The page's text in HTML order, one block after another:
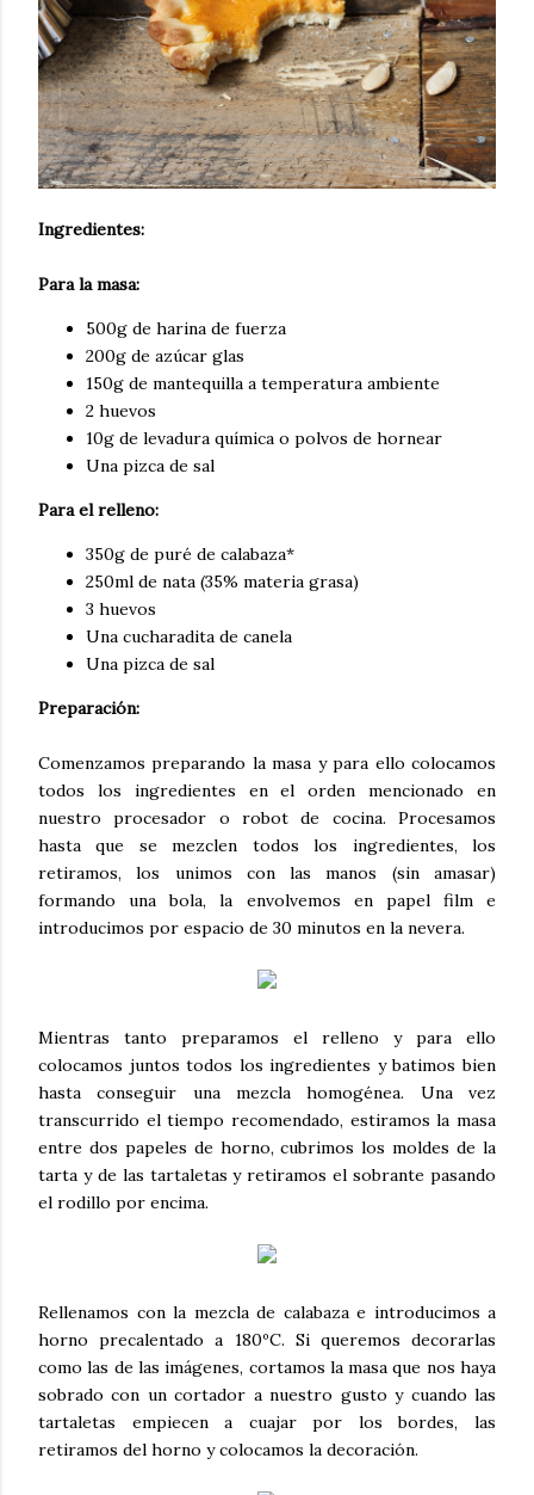
Ingredientes:
Para la masa:
500g de harina de fuerza
200g de azúcar glas
150g de mantequilla a temperatura ambiente
2 huevos
10g de levadura química o polvos de hornear
Una pizca de sal
Para el relleno:
350g de puré de calabaza*
250ml de nata (35% materia grasa)
3 huevos
Una cucharadita de canela
Una pizca de sal
Preparación:
Comenzamos preparando la masa y para ello colocamos
todos los ingredientes en el orden mencionado en
nuestro procesador o robot de cocina. Procesamos
hasta que se mezclen todos los ingredientes, los
retiramos, los unimos con las manos (sin amasar)
formando una bola, la envolvemos en papel film e
introducimos por espacio de 30 minutos en la nevera.
Mientras tanto preparamos el relleno y para ello
colocamos juntos todos los ingredientes y batimos bien
hasta conseguir una mezcla homogénea. Una vez
transcurrido el tiempo recomendado, estiramos la masa
entre dos papeles de horno, cubrimos los moldes de la
tarta y de las tartaletas y retiramos el sobrante pasando
el rodillo por encima.
Rellenamos con la mezcla de calabaza e introducimos a
horno precalentado a 180ºC. Si queremos decorarlas
como las de las imágenes, cortamos la masa que nos haya
sobrado con un cortador a nuestro gusto y cuando las
tartaletas empiecen a cuajar por los bordes, las
retiramos del horno y colocamos la decoración.